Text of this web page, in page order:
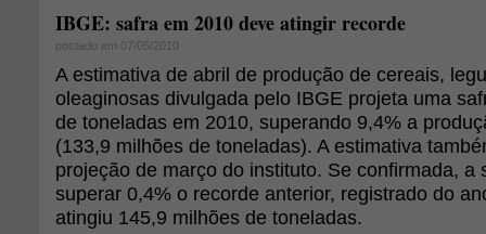
IBGE: safra em 2010 deve atingir recorde
postado em 07/05/2010
A estimativa de abril de produção de cereais,
oleaginosas divulgada pelo IBGE projeta uma
de toneladas em 2010, superando 9,4% a
(133,9 milhões de toneladas). A estimativa
projeção de março do instituto. Se confirmada, a
superar 0,4% o recorde anterior, registrado do
atingiu 145,9 milhões de toneladas.